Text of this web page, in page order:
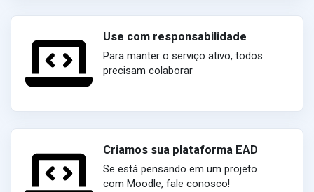
Use com responsabilidade
Para manter o serviço ativo, todos
precisam colaborar
Criamos sua plataforma EAD
Se está pensando em um projeto
com Moodle, fale conosco!